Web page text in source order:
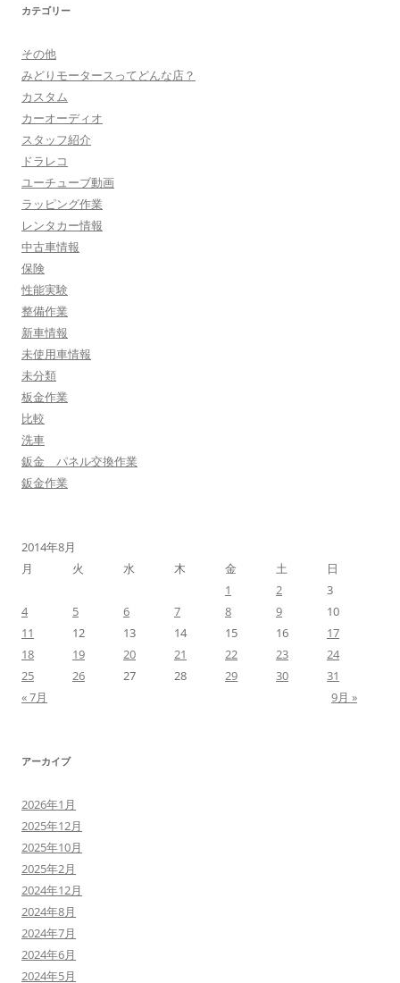
カテゴリー
その他
みどりモータースってどんな店？
カスタム
カーオーディオ
スタッフ紹介
ドラレコ
ユーチューブ動画
ラッピング作業
レンタカー情報
中古車情報
保険
性能実験
整備作業
新車情報
未使用車情報
未分類
板金作業
比較
洗車
鈑金 パネル交換作業
鈑金作業
2014年8月
月
火 水 木 金 土
日
1
2
3
4
5 6 7 8 9
10
11
12 13 14 15 16
17
18
19 20 21 22 23
24
25
26 27 28 29 30
31
« 7月
9月 »
アーカイブ
2026年1月
2025年12月
2025年10月
2025年2月
2024年12月
2024年8月
2024年7月
2024年6月
2024年5月